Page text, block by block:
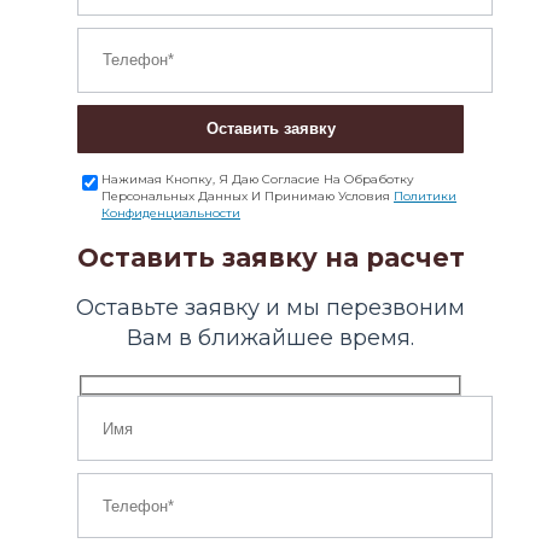
Оставить заявку
Нажимая Кнопку, Я Даю Согласие На Обработку
Персональных Данных И Принимаю Условия Политики
Конфиденциальности
Оставить заявку на расчет
Оставьте заявку и мы перезвоним
Вам в ближайшее время.